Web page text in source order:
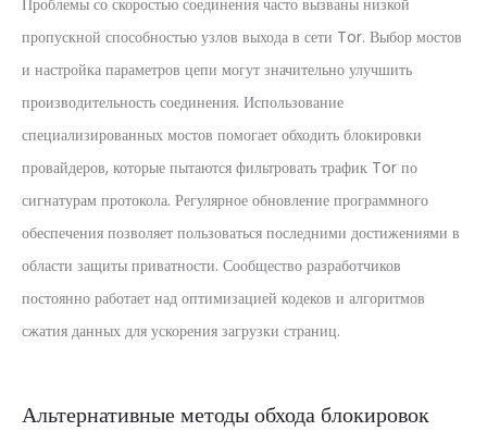
Проблемы со скоростью соединения часто вызваны низкой
пропускной способностью узлов выхода в сети Tor. Выбор мостов
и настройка параметров цепи могут значительно улучшить
производительность соединения. Использование
специализированных мостов помогает обходить блокировки
провайдеров, которые пытаются фильтровать трафик Tor по
сигнатурам протокола. Регулярное обновление программного
обеспечения позволяет пользоваться последними достижениями в
области защиты приватности. Сообщество разработчиков
постоянно работает над оптимизацией кодеков и алгоритмов
сжатия данных для ускорения загрузки страниц.
Альтернативные методы обхода блокировок